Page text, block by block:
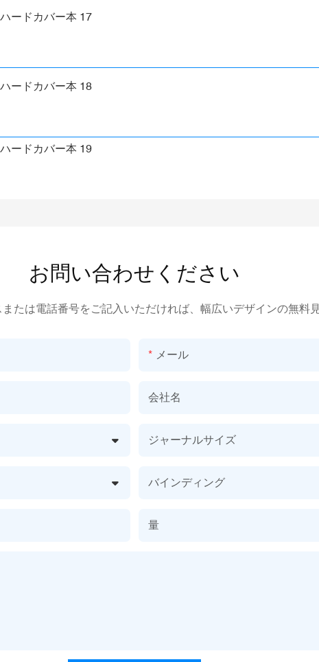
お問い合わせください
たは電話番号をご記入いただければ、幅広いデザインの無料
メール
会社名
ジャーナルサイズ
バインディング
量